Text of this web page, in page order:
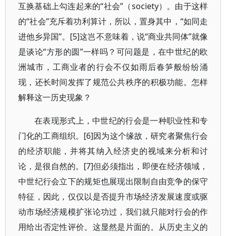
互换基础上勾连起来的“社会”（society）。由于这样
的“社会”充斥着功利算计，所以，置身其中，“如同走
进他乡异国”。[5]这岂不意味着，说“商业共同体”就像
是谈论“方形的圆”一样吗？可问题是，在中世纪的欧
洲城市，工商业者的行会不仅如雨后春笋般纷纷涌
现，还长时间发挥了规范公共秩序的积极功能。怎样
解释这一历史现象？
在表现形式上，中世纪的行会是一种职业性和专
门化的工商组织。[6]因为这个缘故，研究者聚焦行会
的经济职能，并将其纳入经济史的视域来分析和讨
论，是很自然的。[7]但必须指出，即便在经济领域，
中世纪行会立下的规矩也展现出限制自由竞争的保守
特征，因此，仅仅以是否提升市场经济发展速度或驱
动市场经济规模扩张论功过，我们就只能对行会的作
用给出否定性评价。这显然是片面的。从历史主义的